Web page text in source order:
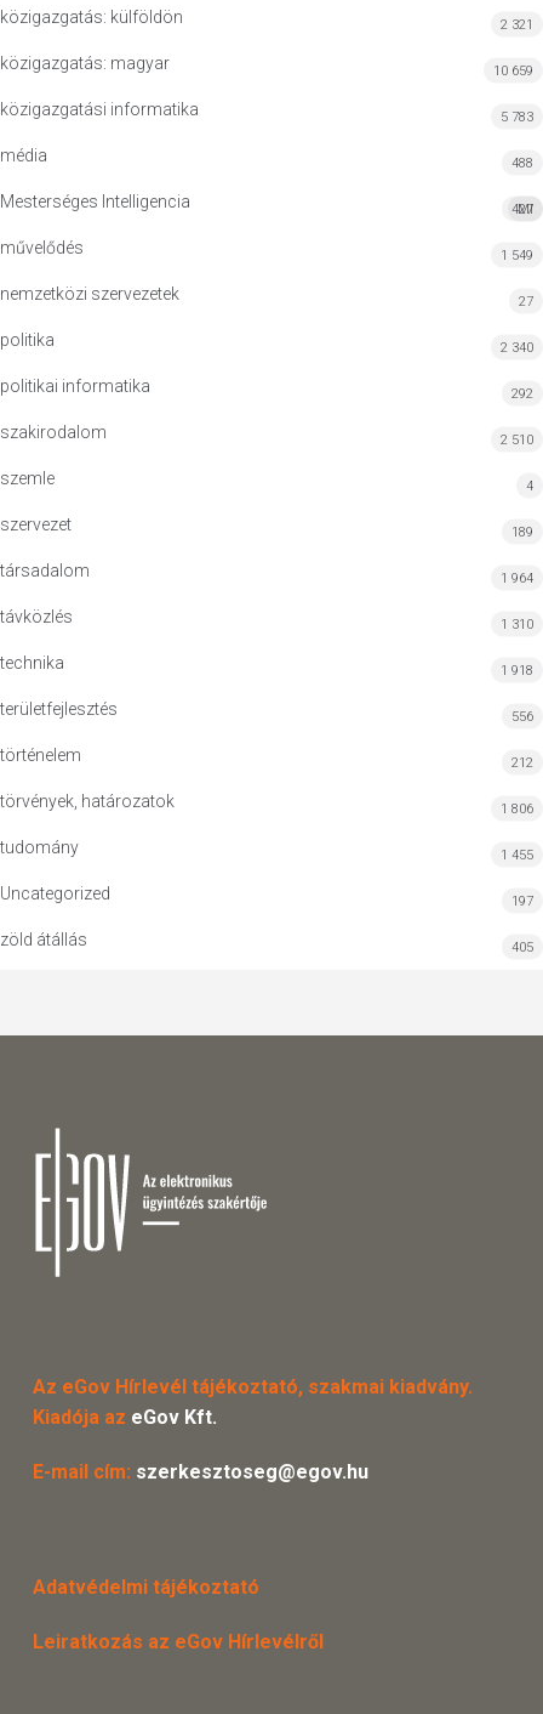
közigazgatás: külföldön 2 321
közigazgatás: magyar 10 659
közigazgatási informatika 5 783
média 488
Mesterséges Intelligencia MI
427
művelődés 1 549
nemzetközi szervezetek 27
politika 2 340
politikai informatika 292
szakirodalom 2 510
szemle 4
szervezet 189
társadalom 1 964
távközlés 1 310
technika 1 918
területfejlesztés 556
történelem 212
törvények, határozatok 1 806
tudomány 1 455
Uncategorized 197
zöld átállás 405
Az eGov Hírlevél tájékoztató, szakmai kiadvány.
Kiadója az eGov Kft.
E-mail cím: szerkesztoseg@egov.hu
Adatvédelmi tájékoztató
Leiratkozás az eGov Hírlevélről